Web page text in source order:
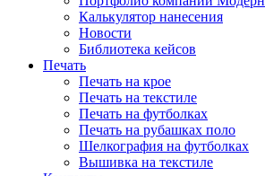
Калькулятор нанесения
Новости
Библиотека кейсов
Печать
Печать на крое
Печать на текстиле
Печать на футболках
Печать на рубашках поло
Шелкография на футболках
Вышивка на текстиле